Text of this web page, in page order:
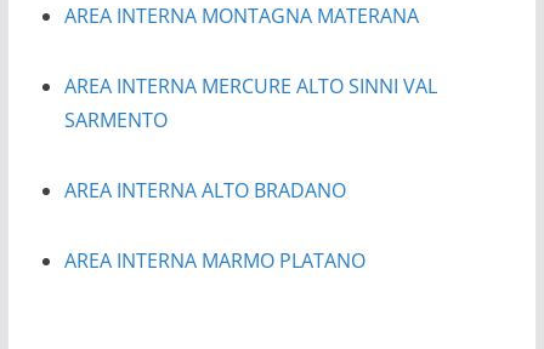
AREA INTERNA MONTAGNA MATERANA
AREA INTERNA MERCURE ALTO SINNI VAL
SARMENTO
AREA INTERNA ALTO BRADANO
AREA INTERNA MARMO PLATANO